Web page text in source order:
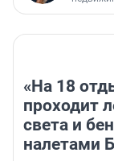
«На 18
проходит
света и
налетами